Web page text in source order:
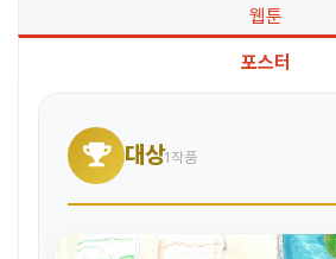
웹툰
포스터
대상1작품